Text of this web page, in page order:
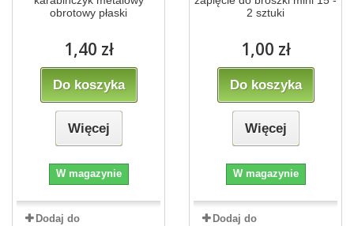
obrotowy płaski
1,40 zł
Do koszyka
Więcej
W magazynie
Dodaj do
2 sztuki
1,00 zł
Do koszyka
Więcej
W magazynie
Dodaj do